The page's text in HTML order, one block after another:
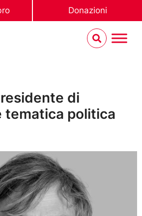
Donazioni
di
tematica politica